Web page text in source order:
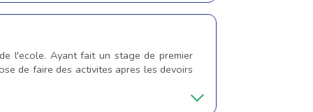
l'ecole. Ayant fait un stage de premier
de faire des activites apres les devoirs